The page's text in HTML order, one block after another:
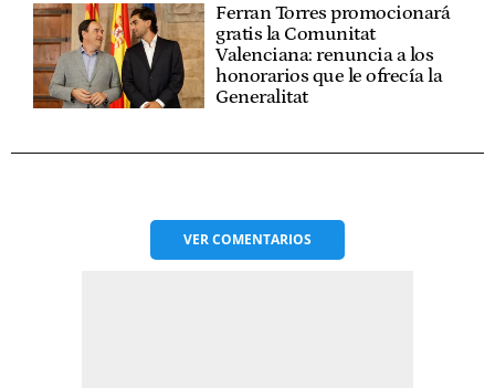
Ferran Torres promocionará
gratis la Comunitat
Valenciana: renuncia a los
honorarios que le ofrecía la
Generalitat
VERCOMENTARIOS